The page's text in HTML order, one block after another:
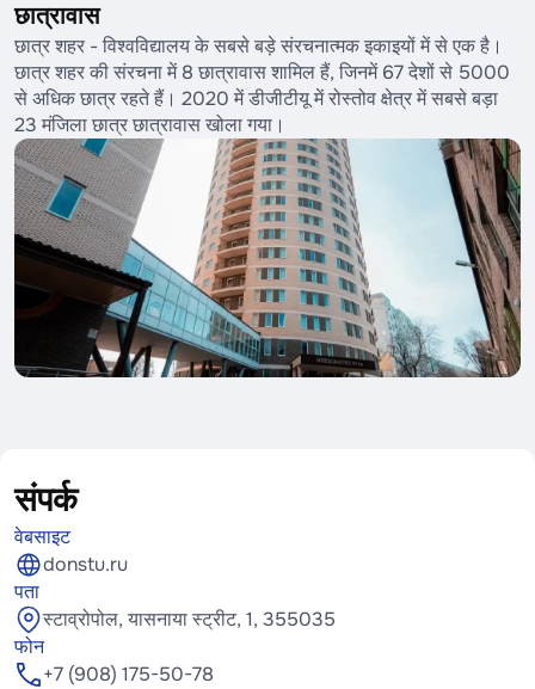
छात्रावास
छात्र शहर - विश्वविद्यालय के सबसे बड़े संरचनात्मक इकाइयों में से एक है।
छात्र शहर की संरचना में 8 छात्रावास शामिल हैं, जिनमें 67 देशों से 5000
से अधिक छात्र रहते हैं। 2020 में डीजीटीयू में रोस्तोव क्षेत्र में सबसे बड़ा
23 मंजिला छात्र छात्रावास खोला गया।
संपर्क
वेबसाइट
donstu.ru
पता
स्टाव्रोपोल, यासनाया स्ट्रीट, 1, 355035
फोन
+7 (908) 175-50-78